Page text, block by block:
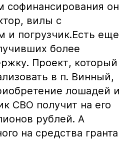
софинансирования он
вилы с
и погрузчик.Есть еще
более
Проект, который
в п. Винный,
лошадей и
СВО получит на его
рублей. А
на средства гранта